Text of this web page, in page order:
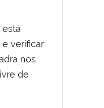
está
verificar
nos
de